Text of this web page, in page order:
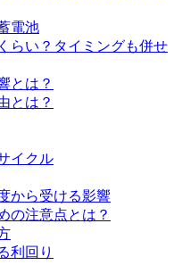
電池
らい？タイミングも併せ
とは？
とは？
イクル
から受ける影響
の注意点とは？
利回り